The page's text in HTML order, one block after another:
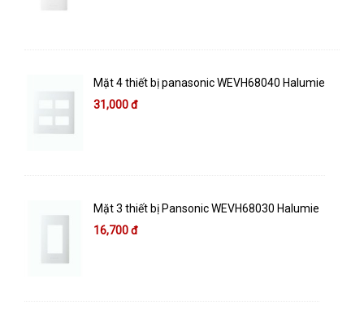
Mặt 4 thiết bị panasonic WEVH68040 Halumie
31,000 đ
Mặt 3 thiết bị Pansonic WEVH68030 Halumie
16,700 đ